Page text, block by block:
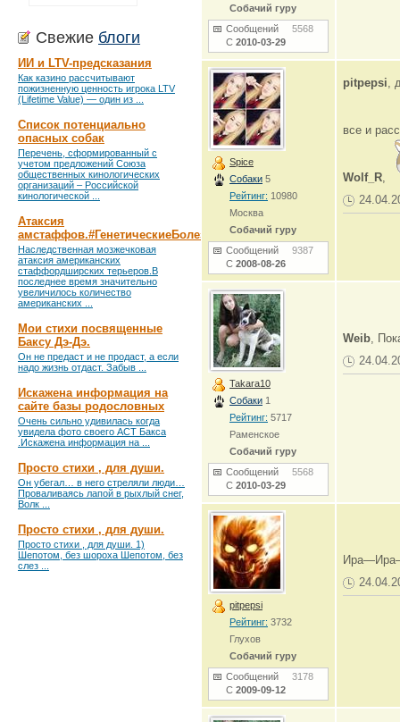
Свежие блоги
ИИ и LTV-предсказания
Как казино рассчитывают
пожизненную ценность игрока LTV
(Lifetime Value) — один из ...
Список потенциально
опасных собак
Перечень, сформированный с
учетом предложений Союза
общественных кинологических
организаций – Российской
кинологической ...
Атаксия
амстаффов.#ГенетическиеБолезни
Наследственная мозжечковая
атаксия американских
стаффордширских терьеров.В
последнее время значительно
увеличилось количество
американских ...
Мои стихи посвященные
Баксу Дэ-Дэ.
Он не предаст и не продаст, а если
надо жизнь отдаст. Забыв ...
Искажена информация на
сайте базы родословных
Очень сильно удивилась когда
увидела фото своего АСТ Бакса
.Искажена информация на ...
Просто стихи , для души.
Он убегал… в него стреляли люди…
Проваливаясь лапой в рыхлый снег,
Волк ...
Просто стихи , для души.
Просто стихи , для души. 1)
Шепотом, без шороха Шепотом, без
слез ...
Собачий гуру
Сообщений 5568
С 2010-03-29
Spice
Собаки 5
Рейтинг: 10980
Москва
Собачий гуру
Сообщений 9387
С 2008-08-26
pitpepsi,
все и
Wolf_R,
Takara10
Собаки 1
Рейтинг: 5717
Раменское
Собачий гуру
Сообщений 5568
С 2010-03-29
Weib,
pitpepsi
Рейтинг: 3732
Глухов
Собачий гуру
Сообщений 3178
С 2009-09-12